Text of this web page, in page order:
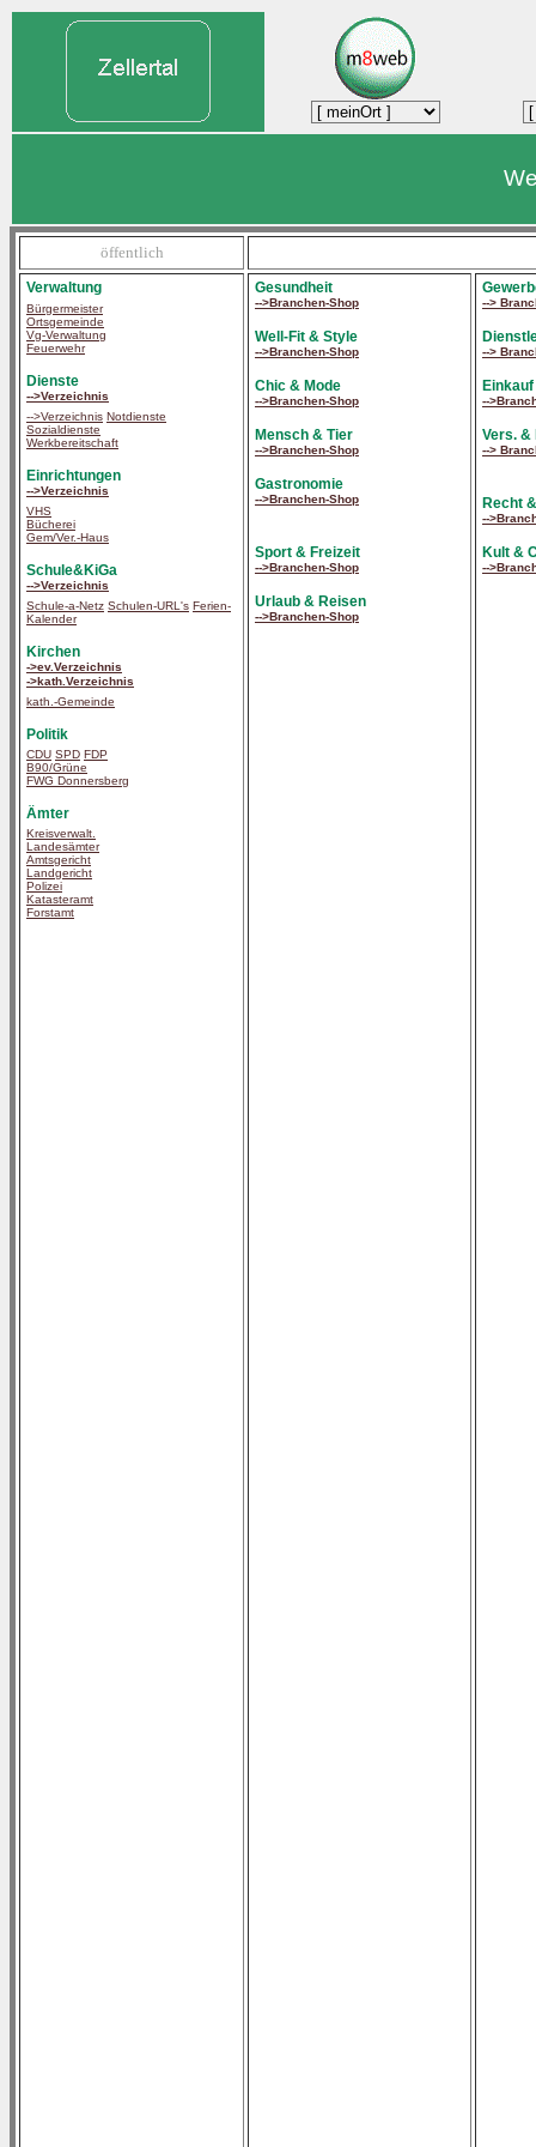
öffentlich
Verwaltung
Bürgermeister
Ortsgemeinde
Vg-Verwaltung
Feuerwehr
Dienste
-->Verzeichnis
-->Verzeichnis Notdienste
Sozialdienste
Werkbereitschaft
Einrichtungen
-->Verzeichnis
VHS
Bücherei
Gem/Ver.-Haus
Schule&KiGa
-->Verzeichnis
Schule-a-Netz Schulen-URL's Ferien-
Kalender
Kirchen
->ev.Verzeichnis
->kath.Verzeichnis
kath.-Gemeinde
Politik
CDU SPD FDP
B90/Grüne
FWG Donnersberg
Ämter
Kreisverwalt.
Landesämter
Amtsgericht
Landgericht
Polizei
Katasteramt
Forstamt
Gesundheit
-->Branchen-Shop
Well-Fit & Style
-->Branchen-Shop
Chic & Mode
-->Branchen-Shop
Mensch & Tier
-->Branchen-Shop
Gastronomie
-->Branchen-Shop
Sport & Freizeit
-->Branchen-Shop
Urlaub & Reisen
-->Branchen-Shop
-->
-->
--
Vers. &
-->
Recht
--
Kult &
--